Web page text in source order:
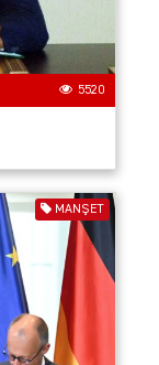
5520
MANŞET